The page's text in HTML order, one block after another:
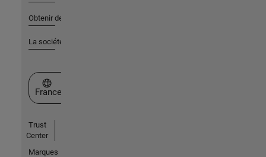
Obtenir de l'aide
La société
Sélectionner un site web
France
Trust
Center
Marques